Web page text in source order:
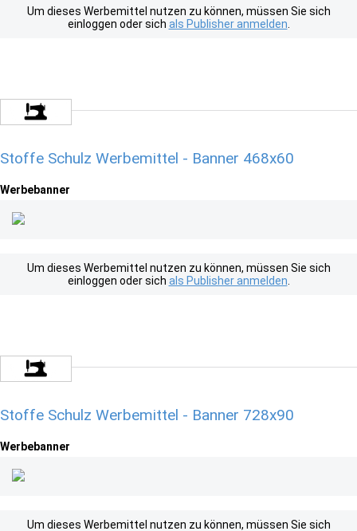
Um dieses Werbemittel nutzen zu können, müssen Sie sich
einloggen oder sich als Publisher anmelden
Stoffe Schulz Werbemittel - Banner 468x60
Werbebanner
Um dieses Werbemittel nutzen zu können, müssen Sie sich
einloggen oder sich als Publisher anmelden
Stoffe Schulz Werbemittel - Banner 728x90
Werbebanner
Um dieses Werbemittel nutzen zu können, müssen Sie sich